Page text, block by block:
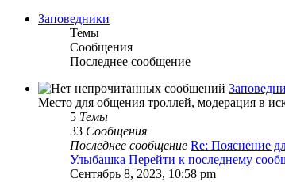
Заповедники
Темы
Сообщения
Последнее сообщение
Место для общения троллей, модерация в
5 Темы
33 Сообщения
Последнее сообщение Re: Пояснение
Улыбашка Перейти к последнему
Сентябрь 8, 2023, 10:58 pm